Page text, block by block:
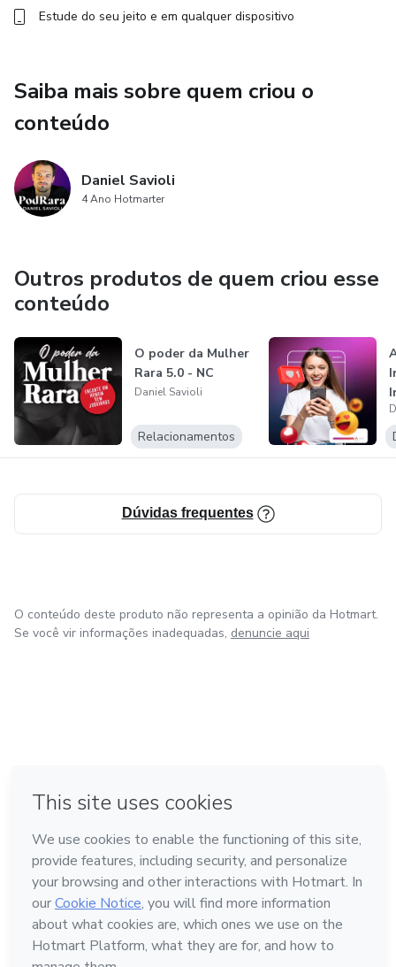
Estude do seu jeito e em qualquer dispositivo
Saiba mais sobre quem criou o
conteúdo
Daniel Savioli
4 Ano Hotmarter
Outros produtos de quem criou esse
conteúdo
O poder da Mulher
Rara 5.0 - NC
Daniel Savioli
Relacionamentos
Dúvidas frequentes
O conteúdo deste produto não representa a opinião da Hotmart.
Se você vir informações inadequadas, denuncie aqui
Feito com ❤ na Cidade do México
Conheça a Hotmart
Idioma